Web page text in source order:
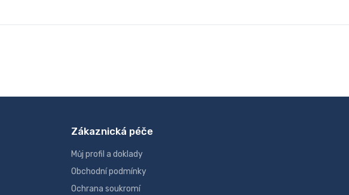
Zákaznická péče
Můj profil a doklady
Obchodní podmínky
Ochrana soukromí